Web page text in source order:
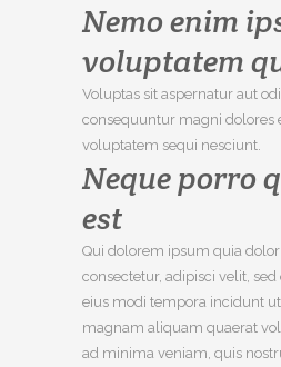
Nemo enim
voluptatem
Voluptas sit aspernatur aut
consequuntur magni dolores
voluptatem sequi nesciunt.
Neque porro
est
Qui dolorem ipsum quia dolor
consectetur, adipisci velit,
eius modi tempora incidunt
magnam aliquam quaerat
ad minima veniam, quis